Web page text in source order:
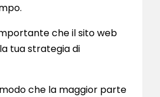
che il sito web
tua strategia di
che la maggior parte